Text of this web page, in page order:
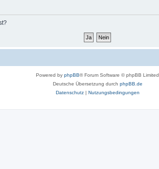
Powered by phpBB® Forum Software © phpBB Limited
Deutsche Übersetzung durch phpBB.de
Datenschutz| Nutzungsbedingungen